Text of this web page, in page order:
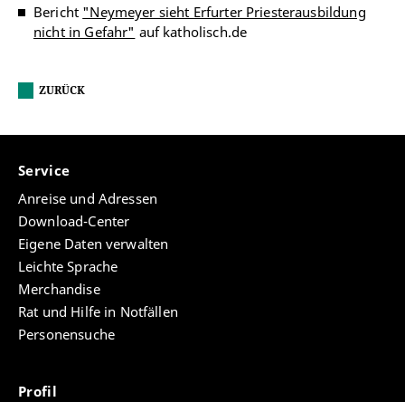
Bericht "Neymeyer sieht Erfurter Priesterausbildung
nicht in Gefahr" auf katholisch.de
ZURÜCK
Service
Anreise und Adressen
Download-Center
Eigene Daten verwalten
Leichte Sprache
Merchandise
Rat und Hilfe in Notfällen
Personensuche
Profil